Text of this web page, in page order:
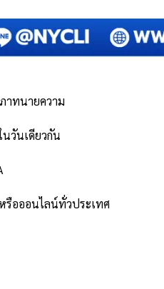
าทนายความ
นวันเดียวกัน
รือออนไลน์ทั่วประเทศ